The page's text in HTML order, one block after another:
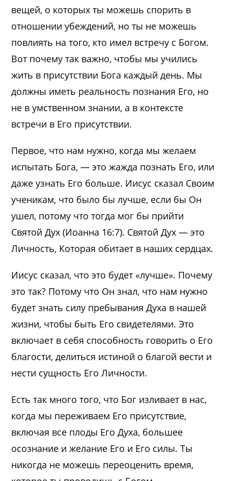
вещей, о которых ты можешь спорить в
отношении убеждений, но ты не можешь
повлиять на того, кто имел встречу с Богом.
Вот почему так важно, чтобы мы учились
жить в присутствии Бога каждый день. Мы
должны иметь реальность познания Его, но
не в умственном знании, а в контексте
встречи в Его присутствии.
Первое, что нам нужно, когда мы желаем
испытать Бога, — это жажда познать Его, или
даже узнать Его больше. Иисус сказал Своим
ученикам, что было бы лучше, если бы Он
ушел, потому что тогда мог бы прийти
Святой Дух (Иоанна 16:7). Святой Дух — это
Личность, Которая обитает в наших сердцах.
Иисус сказал, что это будет «лучше». Почему
это так? Потому что Он знал, что нам нужно
будет знать силу пребывания Духа в нашей
жизни, чтобы быть Его свидетелями. Это
включает в себя способность говорить о Его
благости, делиться истиной о благой вести и
нести сущность Его Личности.
Есть так много того, что Бог изливает в нас,
когда мы переживаем Его присутствие,
включая все плоды Его Духа, большее
осознание и желание Его и Его силы. Ты
никогда не можешь переоценить время,